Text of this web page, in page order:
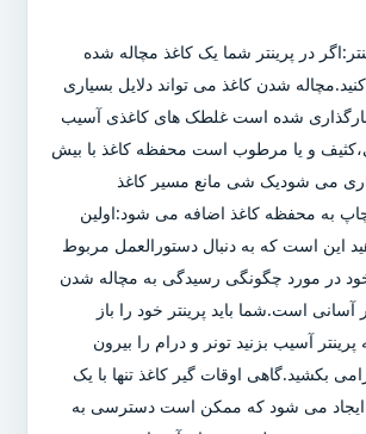
در پرینتر شما یک کاغذ مچاله شده
کنید.مچاله شدن کاغذ می تواند دلایل بسیاری
بارگذاری شده است غلطک های کاغذی آسیب
و یا مرطوب است محفظه کاغذ با بیش
می شودیک شی مانع مسیر کاغذ
به محفظه کاغذ اضافه می شود:اولین
این است که به دنبال دستورالعمل مربوط
در مورد چگونگی رسیدگی به مچاله شدن
آسانی است.شما باید پرینتر خود را باز
پرینتر آسیب بزنید تونر و درام را بیرون
بکشید.گاهی اوقات گیر کاغذ تنها با یک
ایجاد می شود که ممکن است دسترسی به